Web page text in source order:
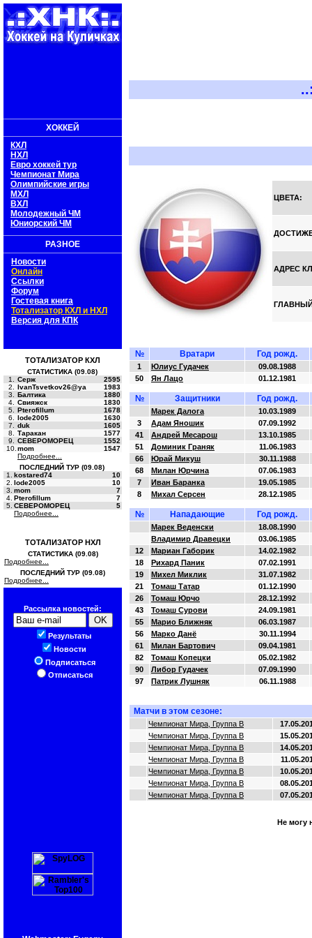
ХОККЕЙ
КХЛ
НХЛ
Евро хоккей тур
Чемпионат Мира
Олимпийские игры
МХЛ
ВХЛ
Молодежный ЧМ
Юниорский ЧМ
РАЗНОЕ
Новости
Онлайн
Ссылки
Форум
Гостевая книга
Тотализатор КХЛ и НХЛ
Версия для КПК
ТОТАЛИЗАТОР КХЛ
СТАТИСТИКА (09.08)
1.
Серж
2595
2.
IvanTsvetkov26@ya
1983
3.
Балтика
1880
4.
Свияжск
1830
5.
Pterofillum
1678
6.
lode2005
1630
7.
duk
1605
8.
Таракан
1577
9.
СЕВЕРОМОРЕЦ
1552
10. mom
1547
Подробнее...
ПОСЛЕДНИЙ ТУР (09.08)
1.
kostared74
10
2. lode2005
10
3. mom
7
4. Pterofillum
7
5. СЕВЕРОМОРЕЦ
5
Подробнее...
ТОТАЛИЗАТОР НХЛ
СТАТИСТИКА (09.08)
Подробнее...
ПОСЛЕДНИЙ ТУР (09.08)
Подробнее...
Рассылка новостей:
Результаты
Новости
Подписаться
Отписаться
..::
ЦВЕТА:
АДРЕС
№ Вратари Год рожд.
1 Юлиус Гудачек
09.08.1988
50
Ян Лацо 01.12.1981
№ Защитники Год рожд.
Марек Далога
10.03.1989
3
Адам Яношик
07.09.1992
41
Андрей Месарош
13.10.1985
51
Доминик Граняк
11.06.1983
66
Юрай Микуш
30.11.1988
68
Милан Юрчина
07.06.1983
7
Иван Баранка
19.05.1985
8
Михал Серсен 28.12.1985
№ Нападающие Год рожд.
Марек Веденски
18.08.1990
Владимир Дравецки
03.06.1985
12
Мариан Габорик
14.02.1982
18
Рихард Паник
07.02.1991
19
Михел Миклик
31.07.1982
21
Томаш Татар
01.12.1990
26
Томаш Юрчо
28.12.1992
43
Томаш Сурови
24.09.1981
55
Марио Ближняк
06.03.1987
56
Марко Данё
30.11.1994
61
Милан Бартович
09.04.1981
82
Томаш Копецки
05.02.1982
90
Либор Гудачек
07.09.1990
97
Патрик Лушняк 06.11.1988
Матчи в этом сезоне:
Чемпионат Мира, Группа B
Чемпионат Мира, Группа B
Чемпионат Мира, Группа B
Чемпионат Мира, Группа B
Чемпионат Мира, Группа B
Чемпионат Мира, Группа B
Чемпионат Мира, Группа B
Не могу